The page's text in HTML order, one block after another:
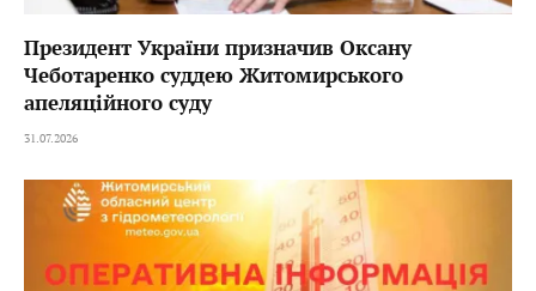
Президент України призначив Оксану
Чеботаренко суддею Житомирського
апеляційного суду
31.07.2026